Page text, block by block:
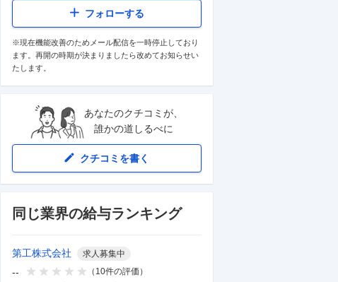
フォローする
※現在機能改善のためメール配信を一時停止しており
ます。再開の時期が決まりましたら改めてお知らせい
たします。
あなたのクチコミが、
誰かの道しるべに
クチコミを書く
同じ業界の給与ランキング
第工株式会社 求人募集中
-- （ 10件の評価）